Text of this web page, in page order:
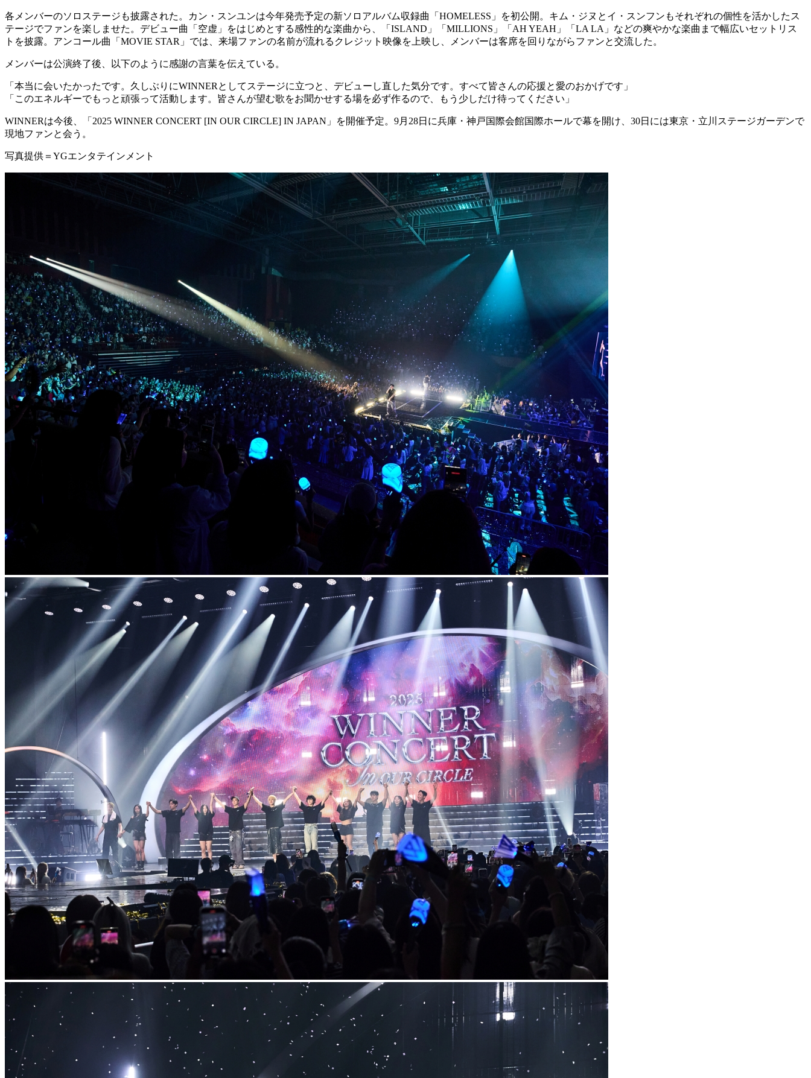
各メンバーのソロステージも披露された。カン・スンユンは今年発売予定の新ソロアルバム収録曲「HOMELESS」を初公開。キム・ジヌとイ・スンフンもそれぞれの個性を活かしたス
テージでファンを楽しませた。デビュー曲「空虚」をはじめとする感性的な楽曲から、「ISLAND」「MILLIONS」「AH YEAH」「LA LA」などの爽やかな楽曲まで幅広いセットリス
トを披露。アンコール曲「MOVIE STAR」では、来場ファンの名前が流れるクレジット映像を上映し、メンバーは客席を回りながらファンと交流した。
メンバーは公演終了後、以下のように感謝の言葉を伝えている。
「本当に会いたかったです。久しぶりにWINNERとしてステージに立つと、デビューし直した気分です。すべて皆さんの応援と愛のおかげです」
「このエネルギーでもっと頑張って活動します。皆さんが望む歌をお聞かせする場を必ず作るので、もう少しだけ待ってください」
WINNERは今後、「2025 WINNER CONCERT [IN OUR CIRCLE] IN JAPAN」を開催予定。9月28日に兵庫・神戸国際会館国際ホールで幕を開け、30日には東京・立川ステージガーデンで
現地ファンと会う。
写真提供＝YGエンタテインメント